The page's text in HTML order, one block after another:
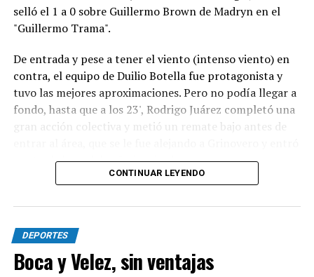
selló el 1 a 0 sobre Guillermo Brown de Madryn en el
"Guillermo Trama".
De entrada y pese a tener el viento (intenso viento) en
contra, el equipo de Duilio Botella fue protagonista y
tuvo las mejores aproximaciones. Pero no podía llegar a
fondo, hasta que a los 23', Rodrigo Juárez completó una
gran acción colectiva y metió un remate bajo antes de
contra la base del caño izquierdo.
no se acercaba al área de Pedro Fernández y, parecía,
que si el local acertaba en alguna contra podía lastimar.
Sin embargo, lo único que pasó fue un remate de Rivero
que se fue por encima del travesaño.
CONTINUAR LEYENDO
DEPORTES
Boca y Velez, sin ventajas